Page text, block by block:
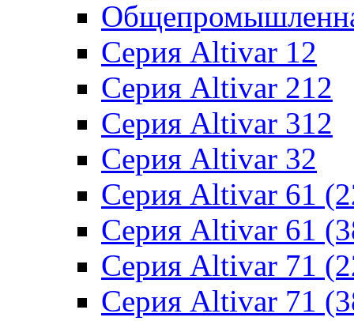
Серия Altivar 12
Серия Altivar 212
Серия Altivar 312
Серия Altivar 32
Серия Altivar 61
Серия Altivar 61
Серия Altivar 71
Серия Altivar 71